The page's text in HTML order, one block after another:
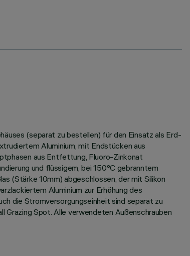
(separat zu bestellen) für den Einsatz als Erd-
Aluminium, mit Endstücken aus
aus Entfettung, Fluoro-Zinkonat
und flüssigem, bei 150°C gebranntem
(Stärke 10mm) abgeschlossen, der mit Silikon
Aluminium zur Erhöhung des
die Stromversorgungseinheit sind separat zu
Spot. Alle verwendeten Außenschrauben